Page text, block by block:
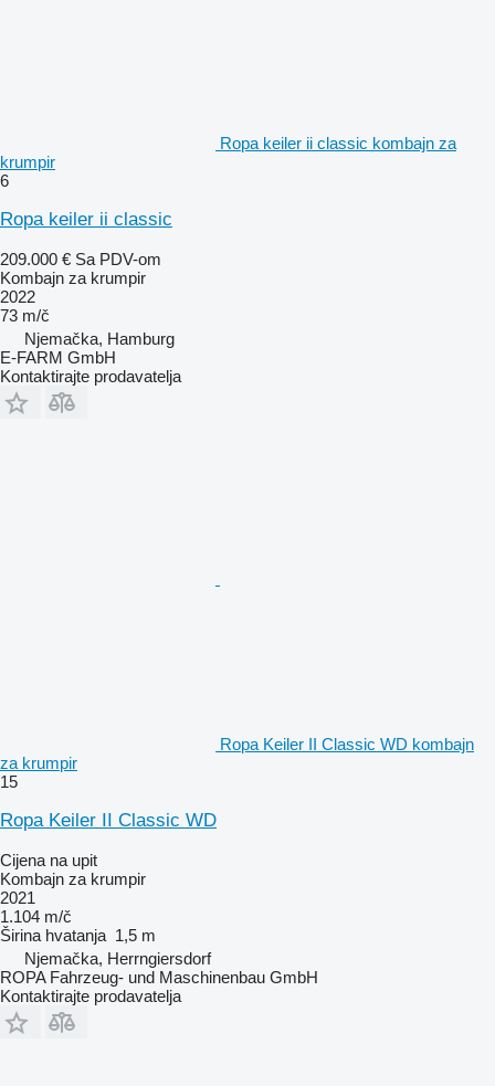
Ropa keiler ii classic kombajn za
krumpir
6
Ropa keiler ii classic
209.000 € Sa PDV-om
Kombajn za krumpir
2022
73 m/č
Njemačka, Hamburg
E-FARM GmbH
Kontaktirajte prodavatelja
Ropa Keiler II Classic WD kombajn
za krumpir
15
Ropa Keiler II Classic WD
Cijena na upit
Kombajn za krumpir
2021
1.104 m/č
Širina hvatanja 1,5 m
Njemačka, Herrngiersdorf
ROPA Fahrzeug- und Maschinenbau GmbH
Kontaktirajte prodavatelja